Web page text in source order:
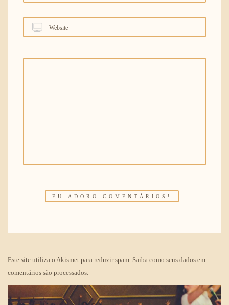
Website
Este site utiliza o Akismet para reduzir spam. Saiba como seus dados em
comentários são processados.